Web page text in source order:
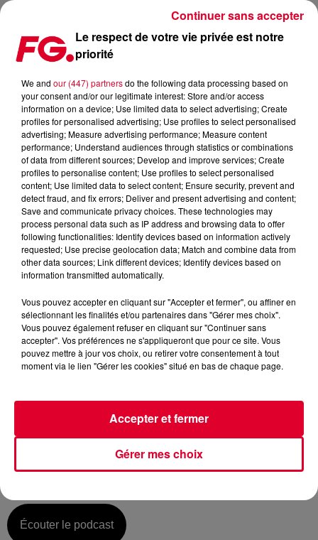
LA MUSIC STORY DU JOUR : YTRAM
Publié : 30 septembre 2020 à 9h37 par Christophe
HUBERT
La music story du jour c’est celle de Martin Garrix…
C’est donc devenu une mode, une tendance : après Diplo,
David Guetta ou Calvin Harris c’est Martin Garrix qui prend
un pseudo pour lancer un nouveau projet musical –
comprenez pour proposer un son différent. Martin s’inverse
Écouter le podcast
Le respect de votre vie privée est notre
priorité
We and our (447) partnersdo the following data processing based on
your consent and/or our legitimate interest: Store and/or access
information on a device; Use limited data to select advertising; Create
profiles for personalised advertising; Use profiles to select personalised
advertising; Measure advertising performance; Measure content
performance; Understand audiences through statistics or combinations
of data from different sources; Develop and improve services; Create
profiles to personalise content; Use profiles to select personalised
content; Use limited data to select content; Ensure security, prevent and
detect fraud, and fix errors; Deliver and present advertising and content;
Save and communicate privacy choices. These technologies may
process personal data such as IP address and browsing data to offer
following functionalities: Identify devices based on information actively
requested; Use precise geolocation data; Match and combine data from
other data sources; Link different devices; Identify devices based on
information transmitted automatically.
Vous pouvez accepter en cliquant sur "Accepter et fermer", ou affiner en
sélectionnant les finalités et/ou partenaires dans "Gérer mes choix".
Vous pouvez également refuser en cliquant sur "Continuer sans
accepter". Vos préférences ne s'appliqueront que pour ce site. Vous
pouvez mettre à jour vos choix, ou retirer votre consentement à tout
moment via le lien "Gérer les cookies" situé en bas de chaque page.
Gérer mes choix
Accepter et fermer
Continuer sans accepter